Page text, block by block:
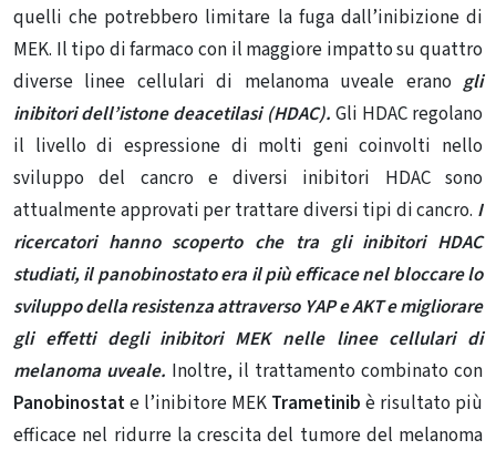
quelli che potrebbero limitare la fuga dall’inibizione di
MEK. Il tipo di farmaco con il maggiore impatto su quattro
diverse linee cellulari di melanoma uveale erano gli
inibitori dell’istone deacetilasi (HDAC). Gli HDAC regolano
il livello di espressione di molti geni coinvolti nello
sviluppo del cancro e diversi inibitori HDAC sono
attualmente approvati per trattare diversi tipi di cancro. I
ricercatori hanno scoperto che tra gli inibitori HDAC
studiati, il panobinostato era il più efficace nel bloccare lo
sviluppo della resistenza attraverso YAP e AKT e migliorare
gli effetti degli inibitori MEK nelle linee cellulari di
melanoma uveale. Inoltre, il trattamento combinato con
Panobinostate l’inibitore MEK Trametinib è risultato più
efficace nel ridurre la crescita del tumore del melanoma